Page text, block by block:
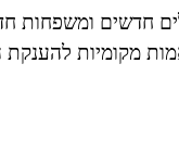
חדשים ומשפחות
מקומיות להענקת